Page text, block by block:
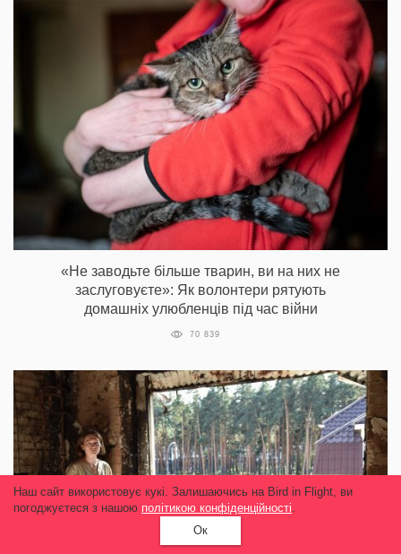
«Не заводьте більше тварин, ви на них не
заслуговуєте»‎: Як волонтери рятують
домашніх улюбленців під час війни
70 839
Наш сайт використовує кукі. Залишаючись на Bird in Flight, ви
погоджуєтеся з нашою політикою конфіденційності.
Ок